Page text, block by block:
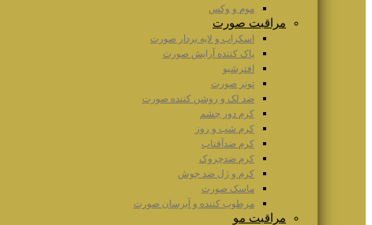
موم و وکس
مراقبت صورت
اسکراب و لایه بردار صورت
پاک کننده آرایش صورت
افترشیو
تونر صورت
ضد لک و روشن کننده صورت
کرم دور چشم
کرم شب و روز
کرم ضدآفتاب
کرم ضدچروک
کرم و ژل ضد جوش
ماسک صورت
مرطوب کننده و آبرسان صورت
مراقبت مو